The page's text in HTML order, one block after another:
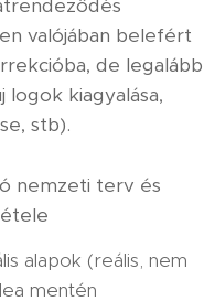
valójában belefért
de legalább
logok kiagyalása,
stb).
nemzeti terv és
alapok (reális, nem
mentén